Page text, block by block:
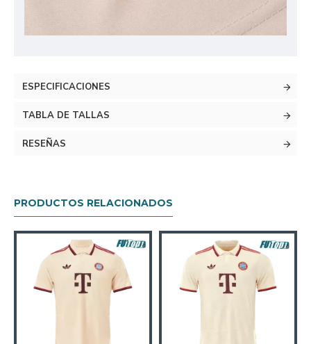
ESPECIFICACIONES
TABLA DE TALLAS
RESEÑAS
PRODUCTOS RELACIONADOS